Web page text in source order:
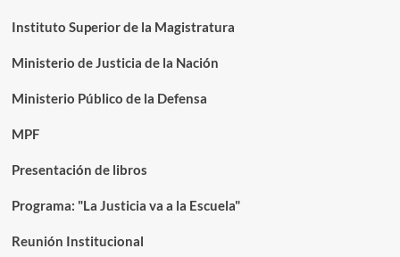
Instituto Superior de la Magistratura
Ministerio de Justicia de la Nación
Ministerio Público de la Defensa
MPF
Presentación de libros
Programa: "La Justicia va a la Escuela"
Reunión Institucional